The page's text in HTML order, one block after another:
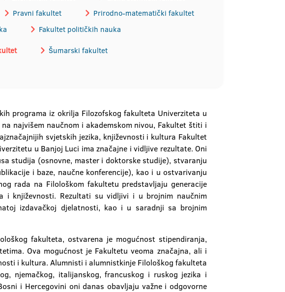
Pravni fakultet
Prirodno-matematički fakultet
Fakultet političkih nauka
Šumarski fakultet
programa iz okrilja Filozofskog fakulteta Univerziteta u
najvišem naučnom i akademskom nivou, Fakultet štiti i
svjetskih jezika, književnosti i kultura Fakultet
u Banjoj Luci ima značajne i vidljive rezultate. Oni
studija (osnovne, master i doktorske studije), stvaranju
i baze, naučne konferencije), kao i u ostvarivanju
rada na Filološkom fakultetu predstavljaju generacije
i književnosti. Rezultati su vidljivi i u brojnim naučnim
izdavačkoj djelatnosti, kao i u saradnji sa brojnim
fakulteta, ostvarena je mogućnost stipendiranja,
Ova mogućnost je Fakultetu veoma značajna, ali i
i kultura. Alumnisti i alumnistkinje Filološkog fakulteta
njemačkog, italijanskog, francuskog i ruskog jezika i
i Hercegovini oni danas obavljaju važne i odgovorne